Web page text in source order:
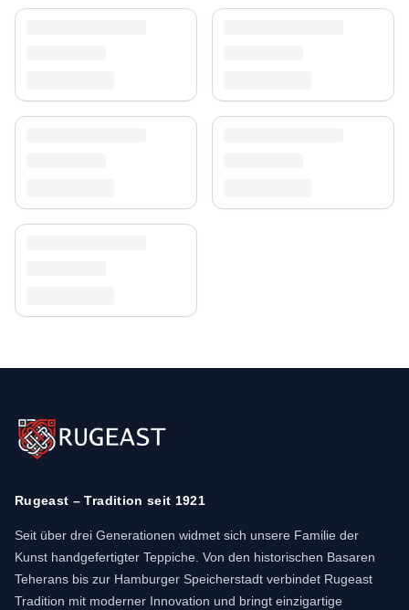
Versand & Service
Rugeast – Tradition seit 1921
Seit über drei Generationen widmet sich unsere Familie der
Kunst handgefertigter Teppiche. Von den historischen Basaren
Teherans bis zur Hamburger Speicherstadt verbindet Rugeast
Tradition mit moderner Innovation und bringt einzigartige